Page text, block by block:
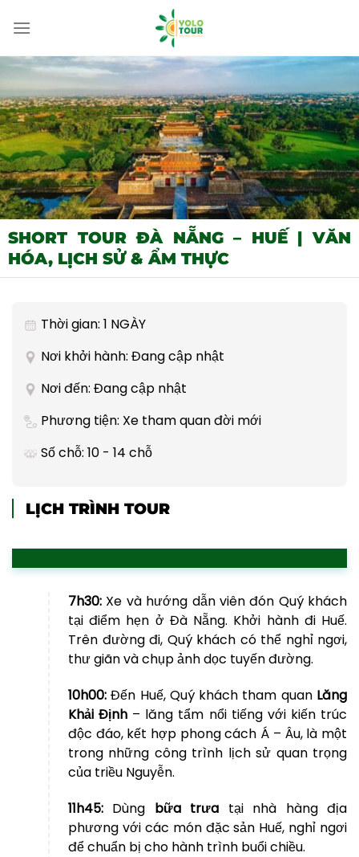
qua
dung
SHORT TOUR ĐÀ NẴNG – HUẾ | VĂN
HÓA, LỊCH SỬ & ẨM THỰC
Thời gian: 1 NGÀY
Nơi khởi hành: Đang cập nhật
Nơi đến: Đang cập nhật
Phương tiện: Xe tham quan đời mới
Số chỗ: 10 - 14 chỗ
LỊCH TRÌNH TOUR
7h30: Xe và hướng dẫn viên đón Quý khách
tại điểm hẹn ở Đà Nẵng. Khởi hành đi Huế.
Trên đường đi, Quý khách có thể nghỉ ngơi,
thư giãn và chụp ảnh dọc tuyến đường.
10h00: Đến Huế, Quý khách tham quan Lăng
Khải Định – lăng tẩm nổi tiếng với kiến trúc
độc đáo, kết hợp phong cách Á – Âu, là một
trong những công trình lịch sử quan trọng
của triều Nguyễn.
11h45: Dùng bữa trưa tại nhà hàng địa
phương với các món đặc sản Huế, nghỉ ngơi
để chuẩn bị cho hành trình buổi chiều.